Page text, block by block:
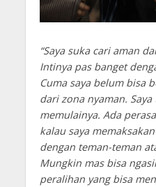
“Saya suka cari aman
Intinya pas banget
Cuma saya belum bisa
dari zona nyaman.
memulainya. Ada
kalau saya
dengan teman-teman
Mungkin mas bisa
peralihan yang bisa